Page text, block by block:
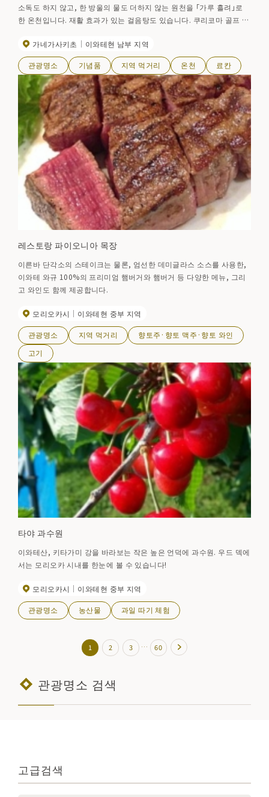
소독도 하지 않고, 한 방울의 물도 더하지 않는 원천을 「가루 흘려」로
한 온천입니다. 재활 효과가 있는 걸음탕도 있습니다. 쿠리코마 골프 클
가네가사키초
이와테현 남부 지역
관광명소 기념품 지역 먹거리 온천 료칸
레스토랑 파이오니아 목장
이른바 단각소의 스테이크는 물론, 엄선한 데미글라스 소스를 사용한,
이와테 와규 100%의 프리미엄 햄버거와 햄버거 등 다양한 메뉴, 그리
고 와인도 함께 제공합니다.
모리오카시 이와테현 중부 지역
관광명소 지역 먹거리
향토주·향토 맥주·향토 와인
고기
타야 과수원
이와테산, 키타가미 강을 바라보는 작은 높은 언덕에 과수원. 우드 덱에
서는 모리오카 시내를 한눈에 볼 수 있습니다!
모리오카시 이와테현 중부 지역
관광명소 농산물 과일 따기 체험
1 2 3 … 60
관광명소 검색
고급검색